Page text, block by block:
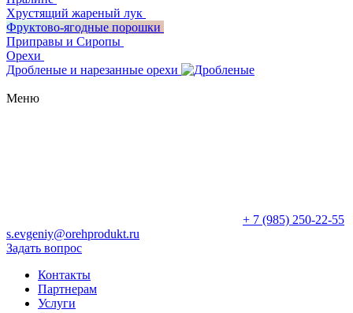
Хрустящий жареный лук
Фруктово-ягодные порошки
Приправы и Сиропы
Орехи
Дробленые и нарезанные орехи
Меню
+ 7 (985) 250-22-55
s.evgeniy@orehprodukt.ru
Задать вопрос
Контакты
Партнерам
Услуги